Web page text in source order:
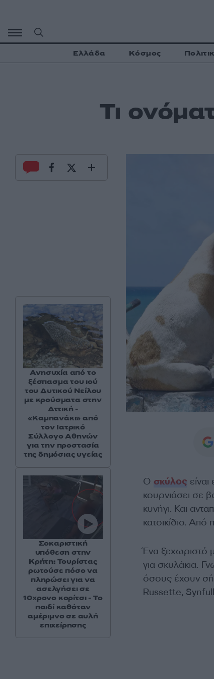
περιεχόμενο
Ελλάδα Κόσμος
Τι
Ο σκύλος
κουρνιάσει σε
κυνήγι. Και
κατοικίδιο.
Ένα ξεχωριστό
για σκυλάκια.
όσους έχουν
Russette,
Ανησυχία από το
ξέσπασμα του ιού
του Δυτικού Νείλου
με κρούσματα στην
Αττική -
«Καμπανάκι» από
τον Ιατρικό
Σύλλογο Αθηνών
για την προστασία
της δημόσιας υγείας
Σοκαριστική
υπόθεση στην
Κρήτη: Τουρίστας
ρωτούσε πόσο να
πληρώσει για να
ασελγήσει σε
10χρονο κορίτσι - Το
παιδί καθόταν
αμέριμνο σε αυλή
επιχείρησης